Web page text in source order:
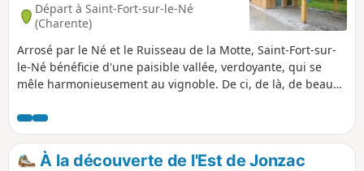
Départ à Saint-Fort-sur-le-Né
(Charente)
Arrosé par le Né et le Ruisseau de la Motte, Saint-Fort-sur-
le-Né bénéficie d'une paisible vallée, verdoyante, qui se
mêle harmonieusement au vignoble. De ci, de là, de beaux
villages alentours. Et à chaque saison, des charmes
différents...
À la découverte de l'Est de Jonzac